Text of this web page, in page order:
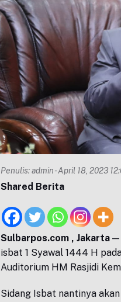
Penulis:admin- April 18, 2023
Shared Berita
Sulbarpos.com , Jakarta —
isbat 1 Syawal 1444 H
Auditorium HM Rasjidi
Sidang Isbat nantinya